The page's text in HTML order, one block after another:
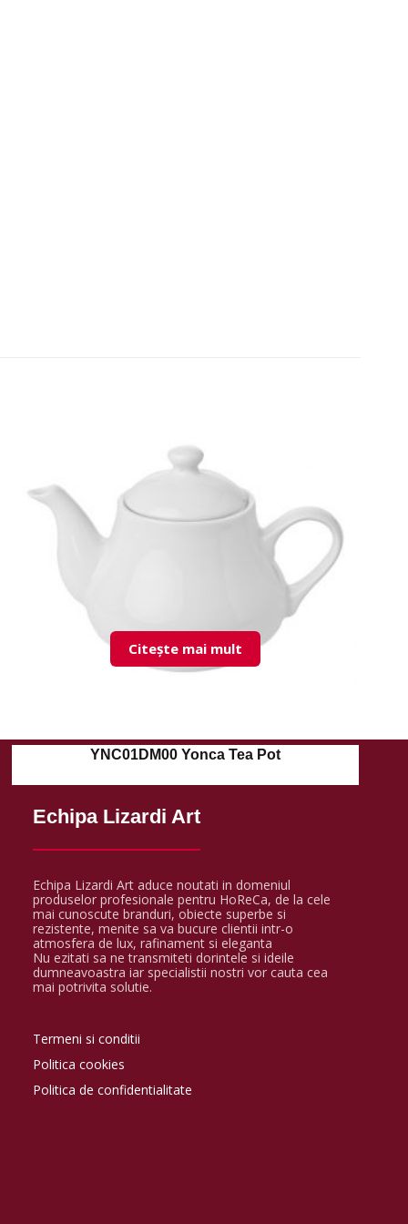
YNC01DM00 Yonca Tea Pot
Citește mai mult
Echipa Lizardi Art
Echipa Lizardi Art aduce noutati in domeniul
produselor profesionale pentru HoReCa, de la cele
mai cunoscute branduri, obiecte superbe si
rezistente, menite sa va bucure clientii intr-o
atmosfera de lux, rafinament si eleganta
Nu ezitati sa ne transmiteti dorintele si ideile
dumneavoastra iar specialistii nostri vor cauta cea
mai potrivita solutie.
Termeni si conditii
Politica cookies
Politica de confidentialitate